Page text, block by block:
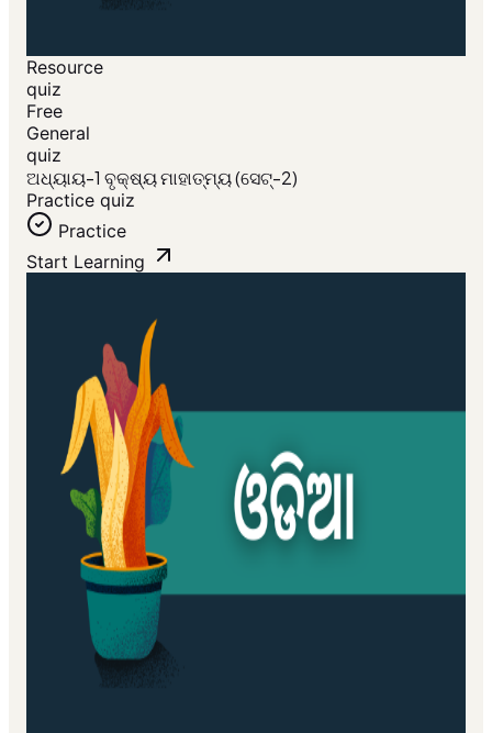
Resource
quiz
Free
General
quiz
ଅଧ୍ୟାୟ-1 ବୃକ୍ଷ୍ୟ ମାହାତ୍ମ୍ୟ (ସେଟ୍-2)
Practice quiz
Practice
Start Learning